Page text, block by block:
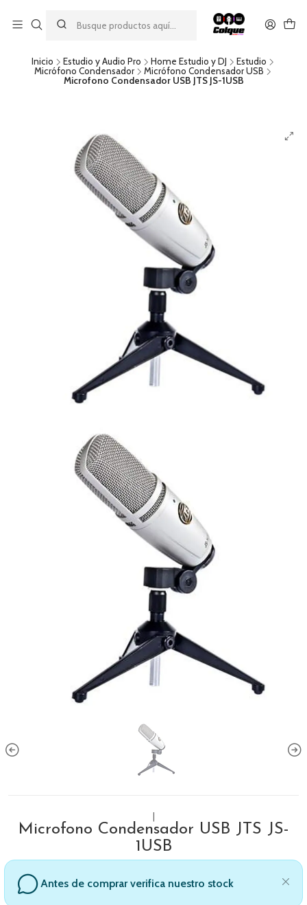
descuento por pago con transferencia bancaria
por una compra mínima de $49.990. Este descuento no es
acumulable a otras promociones ni aplicable a gastos de envío.
Inicio Estudio y Audio Pro Home Estudio y DJ
Estudio
Micrófono Condensador
Micrófono Condensador USB
Microfono Condensador USB JTS JS-1USB
Microfono Condensador USB JTS JS-
1USB
Antes de comprar verifica nuestro stock